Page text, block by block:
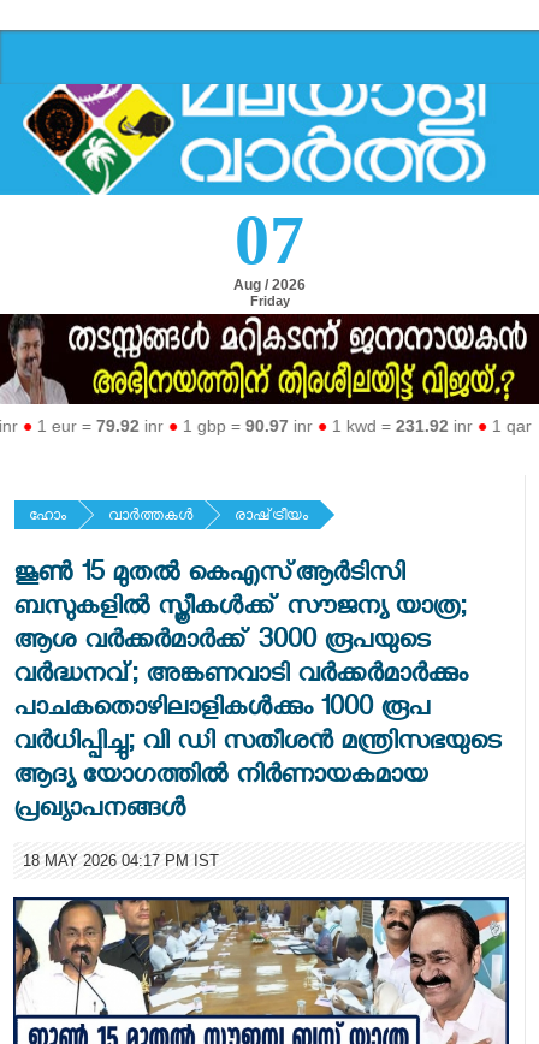
07
Aug / 2026
Friday
1 eur =79.92inr●1 gbp =90.97inr●1 kwd =231.92inr●1 qar =
ഹോം വാര്‍ത്തകള്‍ രാഷ്‌ട്രീയം
ജൂൺ 15 മുതൽ കെഎസ്ആർടിസി
ബസുകളിൽ സ്ത്രീകൾക്ക് സൗജന്യ യാത്ര;
ആശ വർക്കർമാർക്ക് 3000 രൂപയുടെ
വർദ്ധനവ്; അങ്കണവാടി വർക്കർമാർക്കും
പാചകതൊഴിലാളികൾക്കും 1000 രൂപ
വർധിപ്പിച്ചു; വി ഡി സതീശൻ മന്ത്രിസഭയുടെ
ആദ്യ യോഗത്തിൽ നിർണായകമായ
പ്രഖ്യാപനങ്ങൾ
18 MAY 2026 04:17 PM IST